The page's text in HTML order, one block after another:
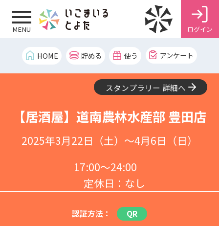
MENU ログイン
HOME 貯める 使う アンケート
スタンプラリー 詳細へ
【居酒屋】道南農林水産部 豊田店
2025年3月22日（土）～4月6日（日）
17:00～24:00
定休日：なし
認証方法： QR